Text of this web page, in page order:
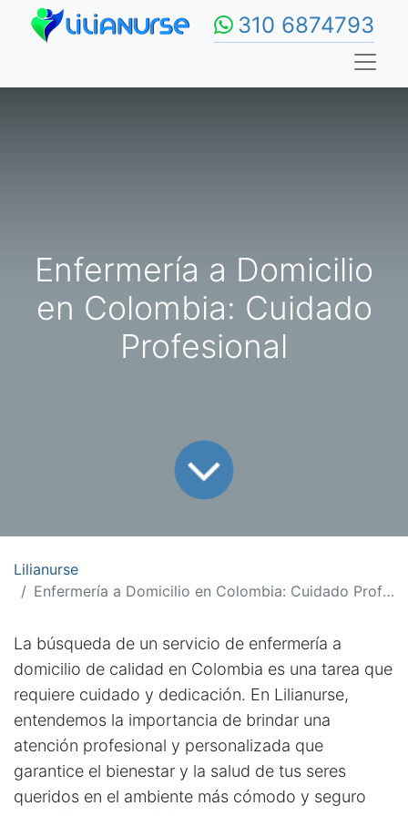
310 6874793
Enfermería a Domicilio
en Colombia: Cuidado
Profesional
Lilianurse
Enfermería a Domicilio en Colombia: Cuidado Profesional
La búsqueda de un servicio de enfermería a
domicilio de calidad en Colombia es una tarea que
requiere cuidado y dedicación. En Lilianurse,
entendemos la importancia de brindar una
atención profesional y personalizada que
garantice el bienestar y la salud de tus seres
queridos en el ambiente más cómodo y seguro